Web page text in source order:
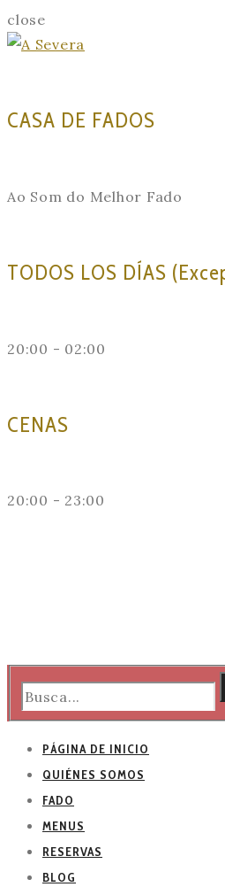
close
CASA DE FADOS
Ao Som do Melhor Fado
TODOS LOS DÍAS
20:00 - 02:00
CENAS
20:00 - 23:00
PÁGINA DE INICIO
QUIÉNES SOMOS
FADO
MENUS
RESERVAS
BLOG